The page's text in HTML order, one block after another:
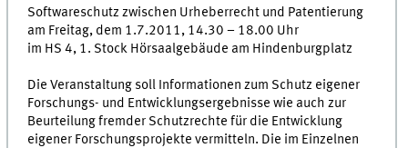
Softwareschutz zwischen Urheberrecht und Patentierung
am Freitag, dem 1.7.2011, 14.30 – 18.00 Uhr
im HS 4, 1. Stock Hörsaalgebäude am Hindenburgplatz
Die Veranstaltung soll Informationen zum Schutz eigener
Forschungs- und Entwicklungsergebnisse wie auch zur
Beurteilung fremder Schutzrechte für die Entwicklung
eigener Forschungsprojekte vermitteln. Die im Einzelnen